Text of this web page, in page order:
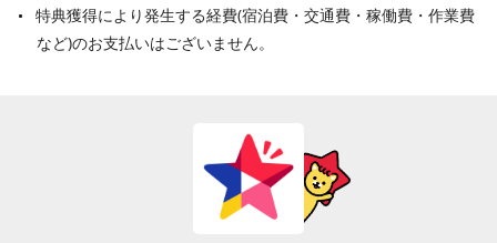
特典獲得により発生する経費(宿泊費・交通費・稼働費・作業費
など)のお支払いはございません。